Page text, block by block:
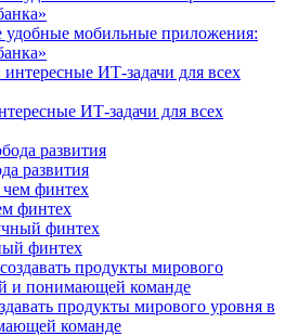
удобные мобильные приложения:
ИТ-задачи для всех
развития
финтех
финтех
продукты мирового уровня в
команде